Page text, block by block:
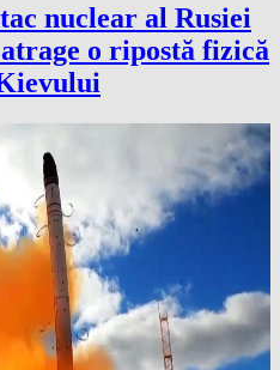
nuclear al Rusiei
o ripostă fizică